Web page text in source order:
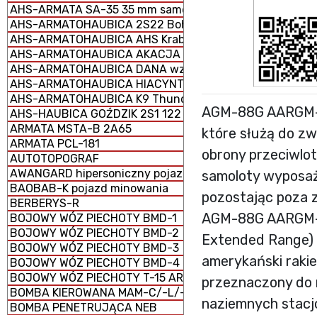
AHS-ARMATA SA-35 35 mm samobieżna
AHS-ARMATOHAUBICA 2S22 Bohdana 155 mm
AHS-ARMATOHAUBICA AHS Krab 155 mm samobieżna
AHS-ARMATOHAUBICA AKACJA 2S3M 152 mm
AHS-ARMATOHAUBICA DANA wz. 1977 152 mm
AHS-ARMATOHAUBICA HIACYNT 2S5 152 mm samobieżna
AHS-ARMATOHAUBICA K9 Thunder 155 mm samobieżna
AHS-HAUBICA GOŹDZIK 2S1 122 mm samobieżna
ARMATA MSTA-B 2A65
ARMATA PCL-181
AUTOTOPOGRAF
AWANGARD hipersoniczny pojazd szybujący
BAOBAB-K pojazd minowania
BERBERYS-R
BOJOWY WÓZ PIECHOTY BMD-1
BOJOWY WÓZ PIECHOTY BMD-2
BOJOWY WÓZ PIECHOTY BMD-3
BOJOWY WÓZ PIECHOTY BMD-4
BOJOWY WÓZ PIECHOTY T-15 ARMATA (CIĘŻKI)
BOMBA KIEROWANA MAM-C/-L/-T
BOMBA PENETRUJĄCA NEB
AGM-88G
które służą do
obrony
samoloty
pozostając poza
AGM-88G
Extended
amerykański
przeznaczony
naziemnych